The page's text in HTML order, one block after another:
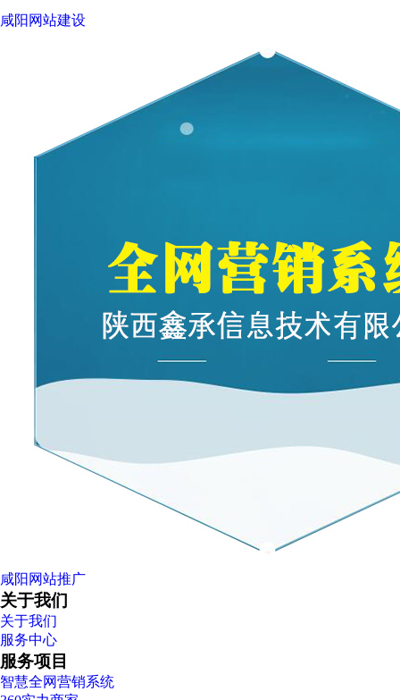
咸阳网站建设
咸阳网站推广
关于我们
关于我们
服务中心
服务项目
智慧全网营销系统